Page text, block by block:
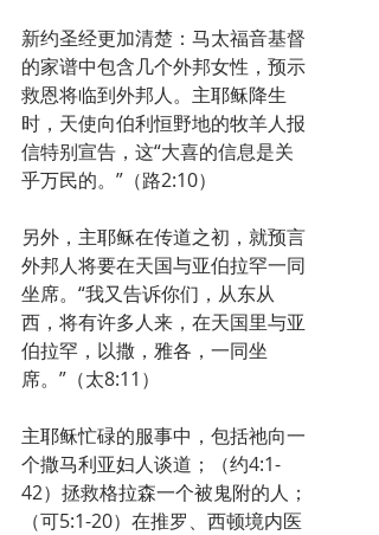
新约圣经更加清楚：马太福音基督
的家谱中包含几个外邦女性，预示
救恩将临到外邦人。主耶稣降生
时，天使向伯利恒野地的牧羊人报
信特别宣告，这“大喜的信息是关
乎万民的。”（路2:10）
另外，主耶稣在传道之初，就预言
外邦人将要在天国与亚伯拉罕一同
坐席。“我又告诉你们，从东从
西，将有许多人来，在天国里与亚
伯拉罕，以撒，雅各，一同坐
席。”（太8:11）
主耶稣忙碌的服事中，包括祂向一
个撒马利亚妇人谈道；（约4:1-
42）拯救格拉森一个被鬼附的人；
（可5:1-20）在推罗、西顿境内医